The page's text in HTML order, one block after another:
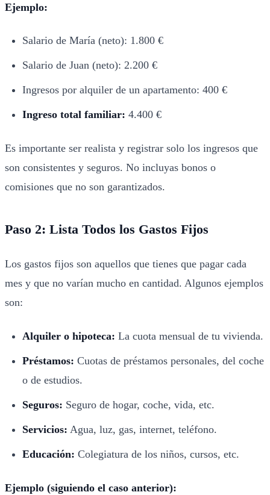
Ejemplo:
Salario de María (neto): 1.800 €
Salario de Juan (neto): 2.200 €
Ingresos por alquiler de un apartamento: 400 €
Ingreso total familiar: 4.400 €
Es importante ser realista y registrar solo los ingresos que
son consistentes y seguros. No incluyas bonos o
comisiones que no son garantizados.
Paso 2: Lista Todos los Gastos Fijos
Los gastos fijos son aquellos que tienes que pagar cada
mes y que no varían mucho en cantidad. Algunos ejemplos
son:
Alquiler o hipoteca: La cuota mensual de tu vivienda.
Préstamos: Cuotas de préstamos personales, del coche
o de estudios.
Seguros: Seguro de hogar, coche, vida, etc.
Servicios: Agua, luz, gas, internet, teléfono.
Educación: Colegiatura de los niños, cursos, etc.
Ejemplo (siguiendo el caso anterior):